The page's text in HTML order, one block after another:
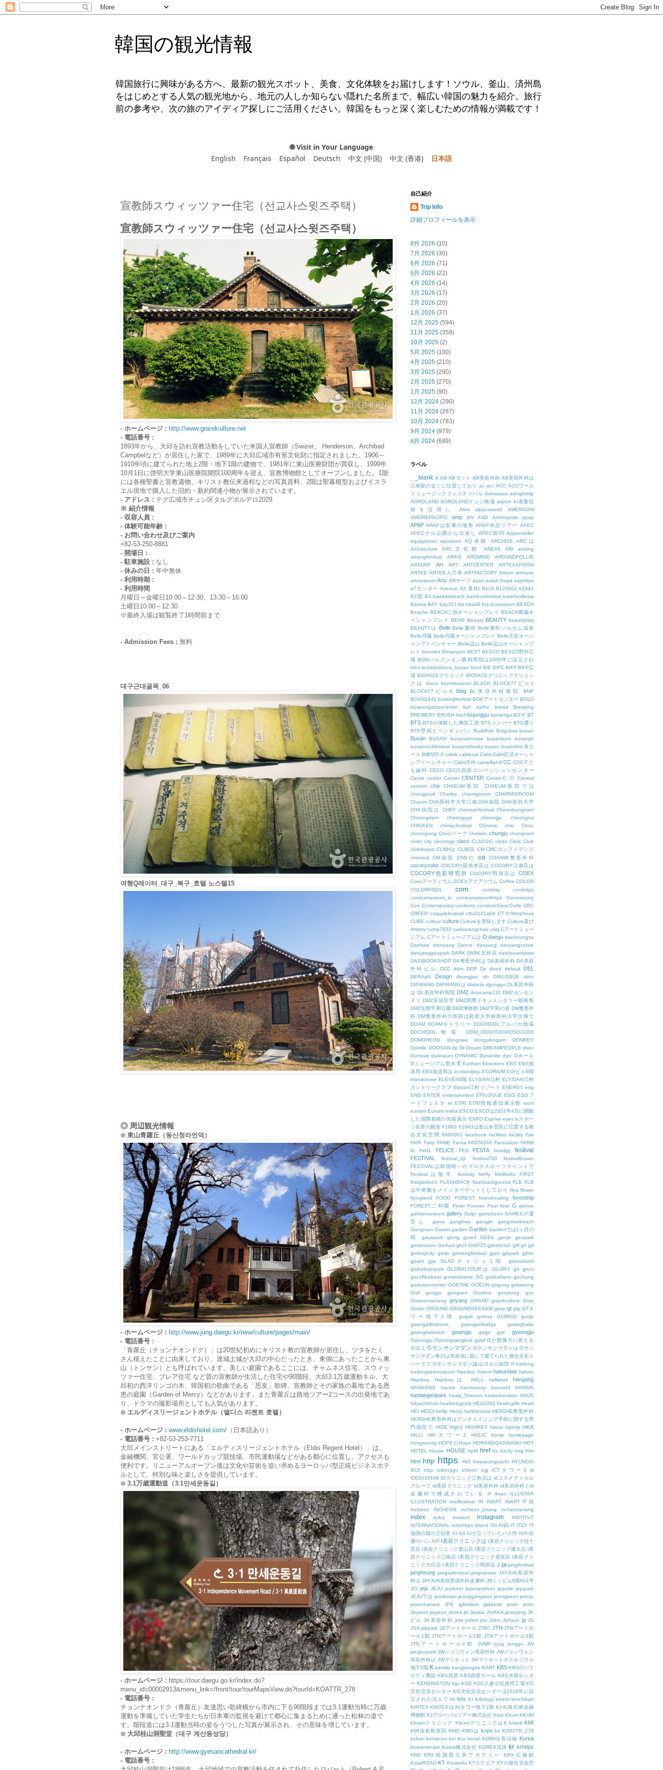
韓国の観光情報
韓国旅行に興味がある方へ、最新の観光スポット、美食、文化体験をお届けします！ソウル、釜山、済州島
をはじめとする人気の観光地から、地元の人しか知らない隠れた名所まで、幅広い韓国の魅力を紹介。旅行
前の参考や、次の旅のアイディア探しにご活用ください。韓国をもっと深く楽しむための情報が満載です！
🌐 Visit in Your Language
English
Français Español Deutsch 中文 (中国) 中文 (香港) 日本語
宣教師スウィッツァー住宅（선교사스윗즈주택）
宣教師スウィッツァー住宅（선교사스윗즈주택）
- ホームページ : http://www.grandculture.net
- 電話番号 :
1893年から、大邱を訪れ宣教活動をしていた米国人宣教師（Swizer、 Henderson、Archibad
Campbelなど）が居住した家で、1989年に大邱広域市有形文化財に指定されました。1906～
1910年頃に建てられた地上2階・地下1階の建物で、1981年に東山医療財団が買収し、1999年
10月1日に啓明大学東山医療院開院100周年を迎え、宣教博物館としてオープンしました。1階
には各種聖書と宣教遺物、キリスト教伝来過程などの写真資料、2階は聖幕模型およびイスラ
エル現地で購入した旧約・新約関連小物が展示されています。
- アドレス : テグ広域市チュン区タルグボルデロ2029
※ 紹介情報
- 収容人員 :
- 体験可能年齢 :
- お問い合わせ及びご案内
+82-53-250-8881
- 開場日 :
- 駐車施設 : なし
- 休みの日 : 年中無休
- 利用時期 :
- 利用時間
月曜日～金曜日10:00～12:30、13:30～16:00
土曜日10:00～12:30
※最終入場は観覧終了1時間前まで
- Admission Fees : 無料
대구근대골목_06
여행Q레이터_대구_북구_호텔 노스텔15
◎ 周辺観光情報
⊙ 東山青蘿丘（동산청라언덕）
- ホームページ : http://www.jung.daegu.kr/new/culture/pages/main/
- 電話番号 :
「青蘿丘（チョンナオンドク）」は20世紀初めにキリスト教の宣教師が居住し、ツタをたく
さん植えたことに由来しており、達城土城が大邱の中心だったとき、東側にあったことから東
山（トンサン）とも呼ばれています。美しい庭園であるここには、チャムネス住宅、スウィッ
ツァー住宅、ブレア住宅 など昔の宣教師が生活した住宅や90階段、大邱3.1万歳運動キル、大
邱初の西洋リンゴの木、韓国初の歌曲である「思友」歌碑、宣教師とその家族の墓地である恩
恵の庭園（Garden of Mercy）などがあります。また青蘿丘は路地ツアー2コースの出発地であ
り、ドラマの撮影場所としても人気があります。
⊙ エルディスリージェントホテル（엘디스 리젠트 호텔）
- ホームページ : www.eldishotel.com/ （日本語あり）
- 電話番号 : +82-53-253-7711
大邱メインストリートにある「エルディスリージェントホテル（Eldis Regent Hotel）」は、
金融機関、官公署、ワールドカップ競技場、市民運動場などがある都心に位置し、アクセスも
便利です。リニューアルオープン後は文化や芸術を追い求めるヨーロッパ型正統ビジネスホテ
ルとして、特別な味と楽しさを提供しています。
⊙ 3.1万歳運動道（3.1만세운동길）
- ホームページ : https://tour.daegu.go.kr/index.do?
menu_id=00002913&menu_link=/front/tour/tourMapsView.do?tourId=KOATTR_278
- 電話番号 :
チョンナオンドク（青蘿丘）友達思い歌碑横から市内に下る90階段までは3·1運動当時に万歳
運動を準備していた学生たちが日本軍の監視を避けて都心に集まるために通った松林の道で
す。階段道には3·1運動当時の姿をうつした写真が展示され、その意味を増しています。
⊙ 大邱桂山洞聖堂（대구 계산동성당）
- ホームページ : http://www.gyesancathedral.kr/
- 電話番号 :
自己紹介
Trip Info
詳細プロフィールを表示
8月 2026 (10)
7月 2026 (30)
6月 2026 (71)
5月 2026 (22)
4月 2026 (14)
3月 2026 (17)
2月 2026 (20)
1月 2026 (37)
12月 2025 (594)
11月 2025 (359)
10月 2025 (2)
5月 2025 (100)
4月 2025 (210)
3月 2025 (290)
2月 2025 (270)
1月 2025 (90)
12月 2024 (290)
11月 2024 (287)
10月 2024 (783)
9月 2024 (979)
8月 2024 (689)
ラベル
_blank A AB ABヨット AB美容外科 AB美容外科は
江南駅の近くに位置しており ac acc ACC ACCワール
ドミュージックフェスティバル Admission adnighttrip
AGROLAND AGROLANDテシン牧場 airport AI基盤技
術を活用し
Alive alpacaworld
AMERICAN
AMOREPACIFIC
amp AN AND Anthropolis apap
APAP APAPは安養の地形 APAP作品ツアー
APEC
APECナル公園から出発し
APEC路55 Appenzeller
aquaplanet
aquarium AQ体験 ARCHIVE
ARCは
Architecture
ARC文化館 AREA6 ARI
arirang
arirangfestival
ARKO AROMIND
AROUNDFOLLIE
ARSURF
Art ART ARTCENTER
ARTEASPOON
ARTEE ARTEE人力車 ARTFACTORY Artium artmuse
artmuseum Arts ARサーフ asan asiad Asiad asphttps
aTセンター Avenue AX B B1 B119 B123002 b1942
B2階 B3 baekdobeach bamboofestival barefootfesta
Barista BAY bay101 bb bba48 bcj bcmuseum BEACH
Beache BEACH三陟オーシャンプレイ BEACH襄陽オ
ーシャンプレイ
BEAR Beauty BEAUTY beautyplay
BEAUTYは
Belle Belle慶州
Belle青松ソルセム温泉
Belle丹陽 Belle丹陽オーシャンプレイ Belle天安オーシ
ャンアドベンチャー Belle辺山 Belle辺山オーシャンプ
レイ beomeo Besançon BEST BEXCO BEXCO野外広
場 BGNパルグンヌン眼科医院は2000年に設立され
bhm bi bibliotheca_busan bicof BIE BIFC BIFF BIFF広
場 BIOFACEクリニック BIOFACEクリニッククリニッ
クは
bisco biummuseum BLACK
BLOCK77ビル2
BLOCK77ビル8
blog BL美容外科医院
BMF
BOAN1942 boatingfestival BOKアートセンター BOLD
boseongatopycenter
bpf bpfhc bread
Breaking
BREWERY BRUSH bscf bsjunggu bsnamgu BSザ BT
BTS BTSが体験した陶芸工房 BTSメンバー BTS通り
BTS壁画とペンギンパン
Buddhist Bulguksa busan
Busan BUSAN busanaircruise busanbom
busanjin
busanrockfestival busanxthesky buyeo buyeofmc Bコ
ース B棟505 C cable cablecar Calm Calm巨済オーシャ
ンアドベンチャー Calm済州 camelliahill CC CDC子ど
も歯科 CECO CECO昌原コンベンションセンター
Cente center Center CENTER Center仁川
Central
centum
cha CHAEUM医院
CHAEUM医院では
changpovil
Charles charmgiroom
CHARMGIROOM
Chaum CHA医科学大学江南CHA病院 CHA医科大学
CHA病院は
CHEF cheonanfestival Cheonbungnam
Cheongdam
cheonggye cheongju
cheongna
CHICKEN
chimacfestival Chinese chiu
Choo
choongang Chooパーク chowon chungju chungnam
cimer city cjecology class CLASSIC clickn Clinic Club
clubdoasis CLWHは CL病院 CM CMCコンフィデンス
cmnmcik CM病院 CNNの co COANMI整形外科
cocorycolor COCORY延禧本店は COCORY江南店は
COCORY色彩研究所 COCORY明洞店は COEX
Coexアーティウム COEXアクアリウム Coffee COLOR
COLORPOOL
com comhttp
comhttps
comicsmuseum_kr
comicsmuseumhttps
Commissary
Con Contemporary contents contentsView Corfe CRC
CRÉER csapplefestival cttu0101a04 CTやMorpheus
CUBE cultour culture Cultureを意味します Culture及び
Artistry cuma7832 cwdsarangchae cwg Cアートミュー
ジアム Cアートミュージアムは D daegu daeheungsa
Daehwa
damyang Dance danyang
danyangcruise
danyanggeopark DARK DARK北村店 dashboardwww
DASIBOOKSHOP DA整形外科は DA美容外科 DA美容
外科ビル
DCC ddm DDP De deed default DEL
DERAaN Design deungjan dh DIALOGUE
dino
DIPIRANG DIPIRANGは districts djjunggu DL美容外科
は DL美容外科医院 DMZ dmzcamp131 DMZセンセン
ヌリ DMZ安保見学 DMZ国際ドキュメンタリー映画祭
DMZ生態平和公園 DMZ博物館 DMZ平和の道 DM整形外
科 DM整形外科の医師は延世大学校医科大学出身で
DOAM DOAMギャラリー
DOCHIDOLアルパカ牧場
DOCHIDOL牧場
DOM_000000309005001000
DOMOHEON
dongnae donguibogam
DONKEY
Doodle DOOSAN dp Dr Dream DREAMPEOPLE dsec
Dumoak dureraum DYNAMIC Dynamite dytc Dホール
Dミュージアム聖水 E Earthen Ebookers EBS EBS放
送局 EBS放送局は ecolandjeju ECORIUM EGIビル6階
elandcruise ELEVEN3階 ELYSIAN江村 ELYSIAN江村
カントリークラブ Elysian江村リゾート ENERGY eng
ENG ENTER entertainment EPILOGUE ESG ESGフ
ードフェスタ
et ETRI ETRI情報通信展示館
eum
eunam Eunam ewha EXCO EXCOは2001年4月に開館
した国際規模の先端展示 EXPO Exprive eyes eスポー
ツ名誉の殿堂 F1963 F1963は釜山水営区に位置する複
合文化空間
FA00001 facebook facilities facility Fair
FAIR Fairy FAME Fanta FANTASIA Fantasium FARM
fe
Fe01 FELICE FES FESTA festdgy festival
FESTIVAL festival_djt festival700
festivalbusan
FESTIVALは韓国唯一のマルチスポーツイベントで
Festivalは毎年
festivity firefly fireWorks
FIRST
firstgarden1
FLASHBACK flashbackground FLB FLB
は中華圏をメインターゲットとしており
flea flower
flyingland
FOOD FOREST foresthealing foresttrip
FOREST二和園 Foret Forever Four fowi G gahoe
gahoemuseum gallery Galpi gamcheon GAMESが運
営し
gana ganghwa gangjin
gangmunbeach
Gangnam Garam garden Garden Gardenでは1ヶ月の
間
gayapark gbmg gcwcf GEEK geoje
geopark
geotourism Gerhart ghct GIAF25 giantsclub giff gil gill
gimbapcity gimje ginsengfestival gjart gjepark gjfmc
gjsam
gjw GLADチェジュ1階
glassisland
globalinterpark GLOBALTOURは GLORY gn
gncn
gncoffeeboat gnmetaverse GO gobluefarm gochang
godowoncenter GOETHE GOEUN gogung gokseong
Golf
gongju gongseri Goobne goryeong
gov
Gowoonsesang
goyang GRAND grandculture
Gray
Grotto GROUND GROUNDSEESAW gstar gt gtp GTタ
ワー地下2階
gugak guinsa GUMICO
gurye
gwangallimdrone
gwanganbridge
gwanghallu
gwanghwamun
gwangju gwgs gye gyeongju
Gyeongju Gyeongsangbuk gylaf Gが想像力に答える
方法１
Gサンサンマダン Gサンサンマダンは Gサン
サンマダン春川は衣岩湖に面して建てられた複合文化ス
ペースで Gサンサンマダン論山 Gセム病院 H hadong
hadongteamuseum Haeden haemi haeundae hahoe
Hajobay
Hajobayは HALL hallatrail hangang
HANGANG hanok hanrivercity hansanf HANSIK
hantangeopark hasla_5moons hastasheraton HAUS
hdyachtclub healbeingclub HEALING healinglife Heart
HEI HEIDI hellip Henry herbfestival HERSHE整形外科
HERSHE整形外科はアンチエイジング手術に関する専
門病院で HIDE High1 HIGHKEY hiinsa hijump HiKR
HILLI
HMタワー2 HOLIC home
homepage
hongseong HOPEのHope HORANGGASINAMU HOT
HOTEL
House HOUSE hpftf href hs hscity hsg htm
html http https HUI hwaseongyacht HYUNDAI
i815
icbp icdonggu icheon icjg ICTタワー3
id
ID02030106 IDクリニック江南店は idコスメディカル
グループ id美容クリニック id美容外科 id美容外科とid
皮膚科で構成されている
IF iksan
ILLUSTAR
ILLUSTRATION
imsilfestival IN INART
INART平昌
Incheon
INCHEON incheon_jotang incheonjotang
index indvz insiseol instagram
INSTITUT
INTERNATIONAL
introhttps Island ISLAND IT ITZY IT
強国の陰の立役者 IU IUI IUが立っていたバス停 IUや女
優のハン IVF I美容クリニックは I美容クリニック往十
里店 I美容クリニック釜山店 I美容クリニック建大店 I美
容クリニック江南店 I美容クリニック蚕室店 I美容クリ
ニック大邱店 I美容クリニック明洞店 J ja jangfestival
jangheung jangsufestival jangtaesan JAYJUN美容外
科は JAYJUN美容形成外科皮膚科 JBミソビル6階601号
JCI jeju JEJU jejubeer jejumarathon jejuolle jejupark
JEJUでは jeoldusan jeonggangwon jeongseon jeonju
jewonhaneul
JFK jgfestival jijidaeak jinan
jindo
Jinyeon jinyeon_korea jiri Jivaka JIVAKA jjnanjang JK
ビル JK美容外科 jmd jmfsm jnu John Johyun jp JS
JSA jsbpark JSアートホール JTBC JTN JTNアートホ
ール1館 JTNアートホール2館 JTNアートホール3館
JTNアートホール4館
JUMP jung junggu
JW
jwcgeopark JWジョンウォン美容外科 JWジョンウォン
美容外科は JWマリオット JWマリオットホテルソウル
地下2階 K kamille kangkangee KART KBS KBSのバラ
エティ番組 KBS昌原 KBS昌原ホール KBS水原センタ
ー KENSINGTON kgc KGC KGC人参公社原州工場 KG
文化交流センター KG文化交流センターは2018年に設
立された法人で kh khs KI Killology kimchi kimchikan
KINTEX KINTEXは KIタワー地下1階 KJ KJB KJB金融
博物館 KJグローバルツアー株式会社 Kkot Kkum KKUM
Kleamクリニック
KleamクリニックはK kmedi KMI
KMI汝矣島医院 KMO KMOは knps ko KOATTR_278
kofum komacon kor Kor korail KORAIL長項線 Korea
koreanrecipe Korea株式会社 KOREA沈清 kr krhttps
KRX KRX韓国取引所アカデミー
KRX広報館
KstarROAD KT Ktown4u KTスクエア KTの複合文化空